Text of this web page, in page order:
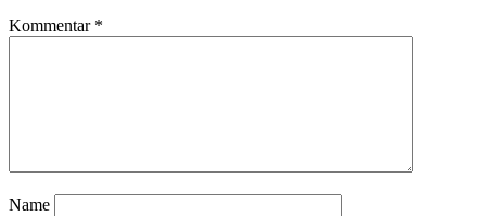
Kommentar *
Name